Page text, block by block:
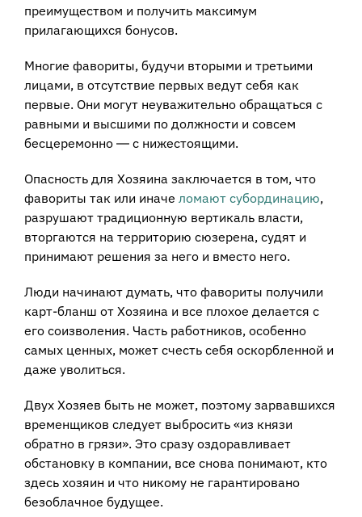
преимуществом и получить максимум
прилагающихся бонусов.
Многие фавориты, будучи вторыми и третьими
лицами, в отсутствие первых ведут себя как
первые. Они могут неуважительно обращаться с
равными и высшими по должности и совсем
бесцеремонно ― с нижестоящими.
Опасность для Хозяина заключается в том, что
фавориты так или иначе ломают субординацию,
разрушают традиционную вертикаль власти,
вторгаются на территорию сюзерена, судят и
принимают решения за него и вместо него.
Люди начинают думать, что фавориты получили
карт-бланш от Хозяина и все плохое делается с
его соизволения. Часть работников, особенно
самых ценных, может счесть себя оскорбленной и
даже уволиться.
Двух Хозяев быть не может, поэтому зарвавшихся
временщиков следует выбросить «из князи
обратно в грязи». Это сразу оздоравливает
обстановку в компании, все снова понимают, кто
здесь хозяин и что никому не гарантировано
безоблачное будущее.